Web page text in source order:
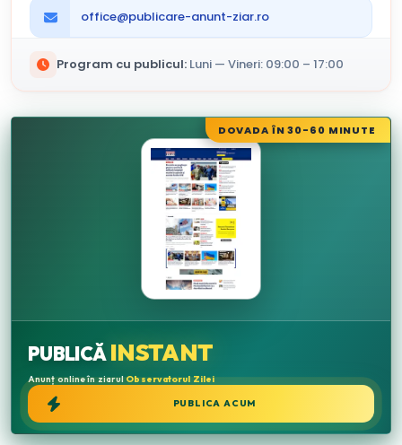
office@publicare-anunt-ziar.ro
Program cu publicul: Luni — Vineri: 09:00 – 17:00
DOVADA ÎN 30-60 MINUTE
PUBLICĂINSTANT
Anunț online în ziarulObservatorul Zilei
PUBLICA ACUM